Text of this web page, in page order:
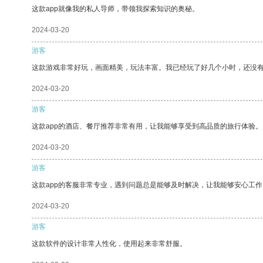
这款app就像我的私人导师，带领我探索知识的奥秘。
2024-03-20
游客
这款游戏非常好玩，画面精美，玩法丰富。我已经玩了好几个小时，还没有
2024-03-20
游客
这款app的酒店、餐厅推荐非常有用，让我能够享受到高品质的旅行体验。
2024-03-20
游客
这款app的客服非常专业，遇到问题总是能够及时解决，让我能够安心工作
2024-03-20
游客
这款软件的设计非常人性化，使用起来非常舒服。